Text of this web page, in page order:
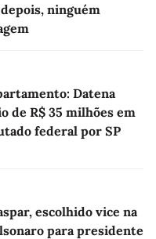
ninguém
Datena
de R$ 35 milhões em
federal por SP
escolhido vice na
para presidente